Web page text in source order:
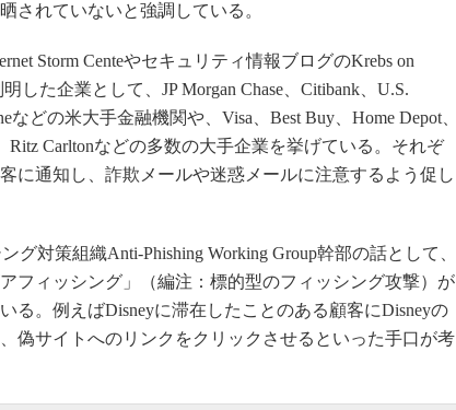
されていないと強調している。
Storm Centeやセキュリティ情報ブログのKrebs on
した企業として、JP Morgan Chase、Citibank、U.S.
などの米大手金融機関や、Visa、Best Buy、Home Depot、
Ritz Carltonなどの多数の大手企業を挙げている。それぞ
に通知し、詐欺メールや迷惑メールに注意するよう促し
グ対策組織Anti-Phishing Working Group幹部の話として、
フィッシング」（編注：標的型のフィッシング攻撃）が
る。例えばDisneyに滞在したことのある顧客にDisneyの
偽サイトへのリンクをクリックさせるといった手口が考